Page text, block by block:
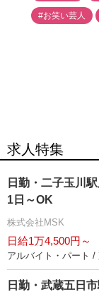
#お笑い芸人
求人特集
日勤・二子玉川
1日～OK
株式会社MSK
日給1万4,500円～
アルバイト・パート /
日勤・武蔵五日